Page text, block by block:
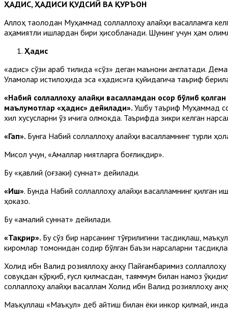
ҲАДИС, ҲАДИСИ ҚУДСИЙ ВА ҚУРЪОН
Аллоҳ таолодан Муҳаммад соллаллоҳу алайҳи васалламга
аҳамиятли ишлардан бири ҳисобланади. Шунинг учун ҳам
Ҳадис
«Ҳадис» сўзи араб тилида «сўз» деган маънони англатади.
Уламолар истилоҳида эса «ҳадис»га қуйидагича таъриф
«Набий соллаллоҳу алайқи васалламдан осор бўлиб
маълумотлар «ҳадис» дейилади». Ушбу таъриф Муҳаммад
хил хусусларни ўз ичига олмоқда. Таърифда зикри келган
«Гап». Бунга Набий соллаллоҳу алайҳи васалламнинг турли
Мисол учун, «Амаллар ниятларга боғлиқдир».
Бу «қавлий (оғзаки) суннат» дейилади.
«Иш». Бунда Набий соллаллоҳу алайҳи васалламнинг
ҳоказо.
Бу «амалий суннат» дейилади.
«Тақрир». Бу сўз бир нарсанинг тўғрилигини тасдиқлаш,
киромлар томонидан содир бўлган баъзи нарсаларни
Холид ибн Валид розияллоҳу анҳу Пайғамбаримиз
совуқдан қўрқиб, ғусл қилмасдан, таяммум билан намоз
соллаллоҳу алайҳи васаллам Холид ибн Валид розияллоҳу
Маъқуллаш «Маъқул» деб айтиш билан ёки инкор қилмай,